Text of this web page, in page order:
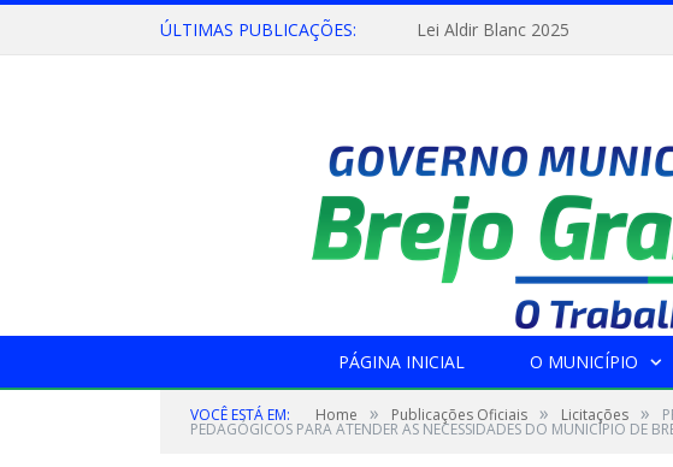
ÚLTIMAS PUBLICAÇÕES: Lei Aldir Blanc 2025
PÁGINA INICIAL O MUNICÍPIO
VOCÊ ESTÁ EM: Home » Publicações Oficiais » Licitações »
PEDAGÓGICOS PARA ATENDER AS NECESSIDADES DO MUNICÍPIO DE